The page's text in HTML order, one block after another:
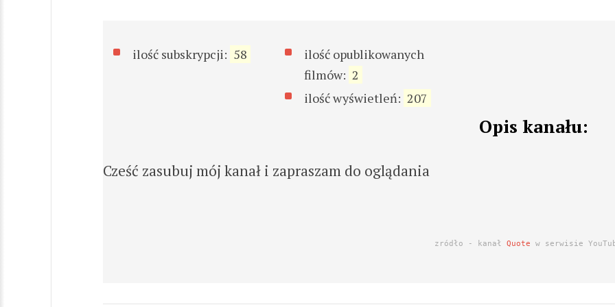
ilość subskrypcji: 58
ilość opublikowanych
filmów: 2
ilość wyświetleń: 207
Opis kanału:
Cześć zasubuj mój kanał i zapraszam do oglądania
zródło - kanałQuote w serwisie